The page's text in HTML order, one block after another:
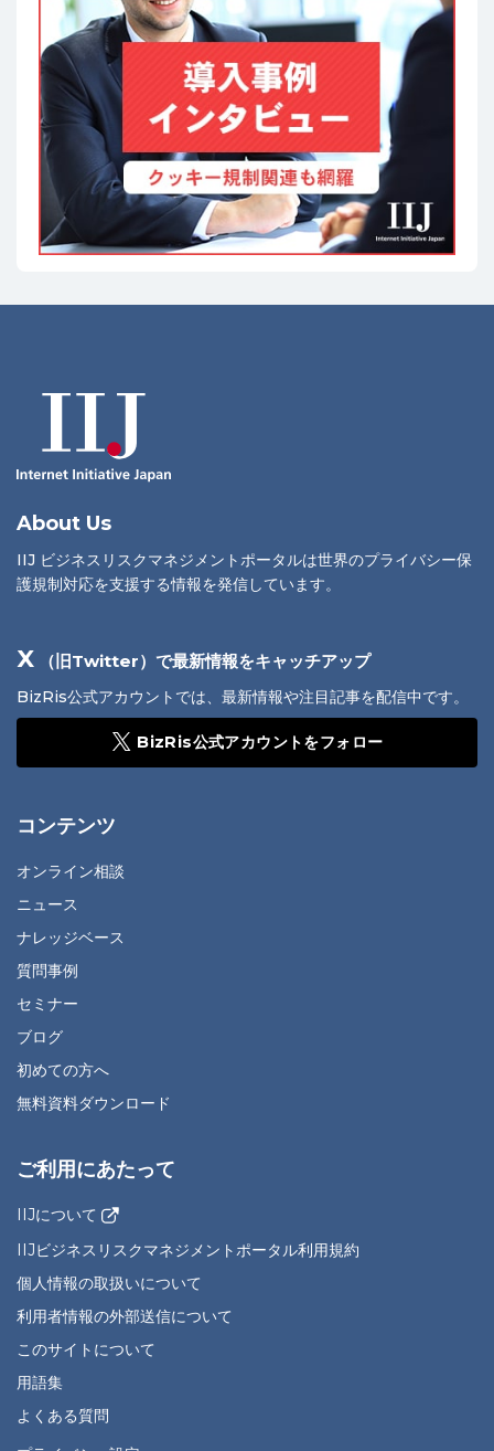
About Us
IIJ ビジネスリスクマネジメントポータルは世界のプライバシー保
護規制対応を支援する情報を発信しています。
X （旧Twitter）で最新情報をキャッチアップ
BizRis公式アカウントでは、最新情報や注目記事を配信中です。
BizRis公式アカウントをフォロー
コンテンツ
オンライン相談
ニュース
ナレッジベース
質問事例
セミナー
ブログ
初めての方へ
無料資料ダウンロード
ご利用にあたって
IIJについて
IIJビジネスリスクマネジメントポータル利用規約
個人情報の取扱いについて
利用者情報の外部送信について
このサイトについて
用語集
よくある質問